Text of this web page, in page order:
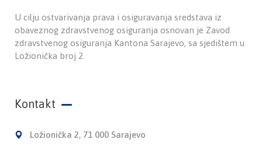
U cilju ostvarivanja prava i osiguravanja sredstava iz
obaveznog zdravstvenog osiguranja osnovan je Zavod
zdravstvenog osiguranja Kantona Sarajevo, sa sjedištem u
Ložionička broj 2.
Kontakt
Ložionička 2, 71 000 Sarajevo